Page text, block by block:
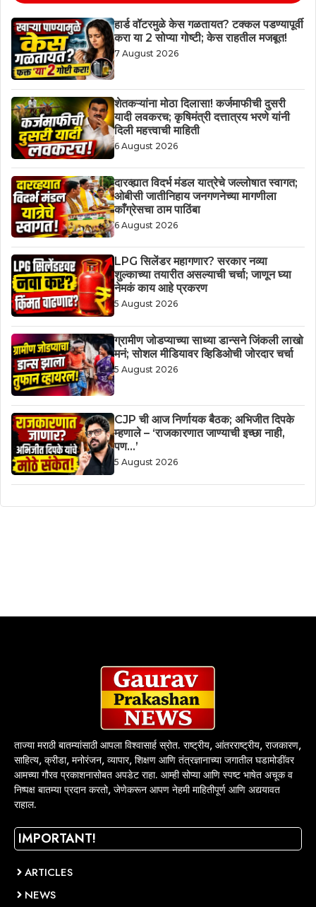
हार्ड वॉटरमुळे केस गळतायत? टक्कल पडण्यापूर्वी
करा या 2 सोप्या गोष्टी; केस राहतील मजबूत!
7 August 2026
शेतकऱ्यांना मोठा दिलासा! कर्जमाफीची दुसरी
यादी लवकरच; कृषिमंत्री दत्तात्रय भरणे यांनी
दिली महत्त्वाची माहिती
6 August 2026
दारव्ह्यात विदर्भ मंडल यात्रेचे जल्लोषात स्वागत;
ओबीसी जातीनिहाय जनगणनेच्या मागणीला
काँग्रेसचा ठाम पाठिंबा
6 August 2026
LPG सिलेंडर महागणार? सरकार नव्या
शुल्काच्या तयारीत असल्याची चर्चा; जाणून घ्या
नेमकं काय आहे प्रकरण
5 August 2026
ग्रामीण जोडप्याच्या साध्या डान्सने जिंकली लाखो
मनं; सोशल मीडियावर व्हिडिओची जोरदार चर्चा
5 August 2026
CJP ची आज निर्णायक बैठक; अभिजीत दिपके
म्हणाले – ‘राजकारणात जाण्याची इच्छा नाही,
पण…’
5 August 2026
ताज्या मराठी बातम्यांसाठी आपला विश्वासार्ह स्रोत. राष्ट्रीय, आंतरराष्ट्रीय, राजकारण,
साहित्य, क्रीडा, मनोरंजन, व्यापार, शिक्षण आणि तंत्रज्ञानाच्या जगातील घडामोडींवर
आमच्या गौरव प्रकाशनासोबत अपडेट राहा. आम्ही सोप्या आणि स्पष्ट भाषेत अचूक व
निष्पक्ष बातम्या प्रदान करतो, जेणेकरून आपण नेहमी माहितीपूर्ण आणि अद्ययावत
राहाल.
IMPORTANT!
ARTICLES
NEWS